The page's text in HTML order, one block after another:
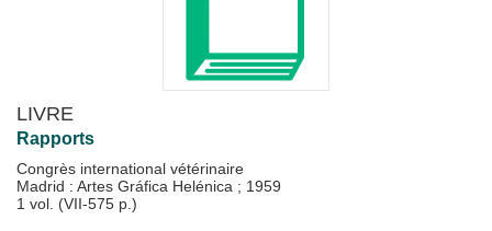
LIVRE
Rapports
Congrès international vétérinaire
Madrid : Artes Gráfica Helénica ; 1959
1 vol. (VII-575 p.)